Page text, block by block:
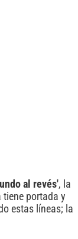
al revés', la
tiene portada y
estas líneas; la